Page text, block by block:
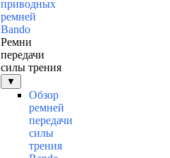
приводных
ремней
Bando
Ремни
передачи
силы трения
▼
Обзор
ремней
передачи
силы
трения